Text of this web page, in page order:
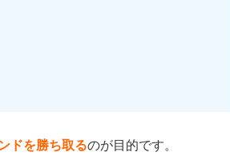
ドを勝ち取るのが目的です。